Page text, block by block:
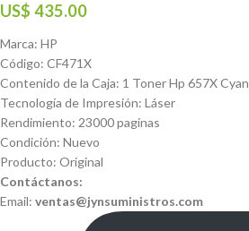
US$ 435.00
Marca: HP
Código: CF471X
Contenido de la Caja: 1 Toner Hp 657X Cyan
Tecnología de Impresión: Láser
Rendimiento: 23000 paginas
Condición: Nuevo
Producto: Original
Contáctanos:
Email: ventas@jynsuministros.com